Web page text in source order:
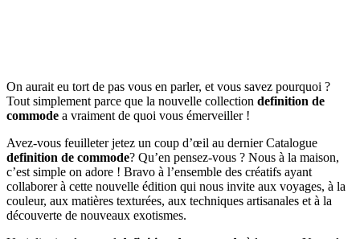
On aurait eu tort de pas vous en parler, et vous savez pourquoi ?
Tout simplement parce que la nouvelle collection definition de
commode a vraiment de quoi vous émerveiller !
Avez-vous feuilleter jetez un coup d’œil au dernier Catalogue
definition de commode? Qu’en pensez-vous ? Nous à la maison,
c’est simple on adore ! Bravo à l’ensemble des créatifs ayant
collaborer à cette nouvelle édition qui nous invite aux voyages, à la
couleur, aux matières texturées, aux techniques artisanales et à la
découverte de nouveaux exotismes.